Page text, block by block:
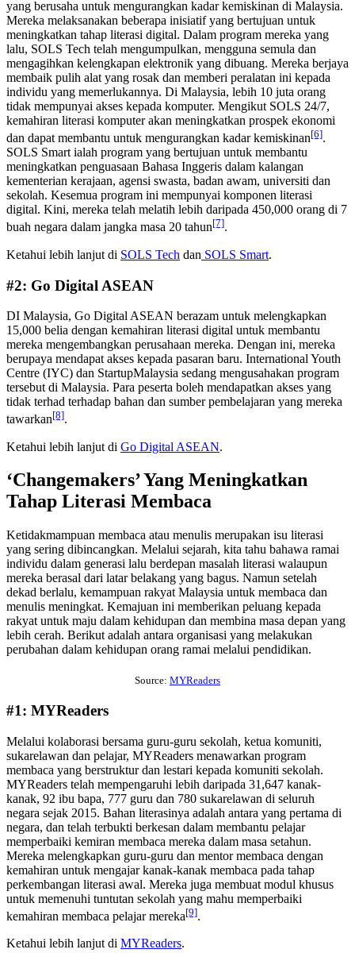
yang berusaha untuk mengurangkan kadar kemiskinan di Malaysia.
Mereka melaksanakan beberapa inisiatif yang bertujuan untuk
meningkatkan tahap literasi digital. Dalam program mereka yang
lalu, SOLS Tech telah mengumpulkan, mengguna semula dan
mengagihkan kelengkapan elektronik yang dibuang. Mereka berjaya
membaik pulih alat yang rosak dan memberi peralatan ini kepada
individu yang memerlukannya. Di Malaysia, lebih 10 juta orang
tidak mempunyai akses kepada komputer. Mengikut SOLS 24/7,
kemahiran literasi komputer akan meningkatkan prospek ekonomi
dan dapat membantu untuk mengurangkan kadar kemiskinan[6].
SOLS Smart ialah program yang bertujuan untuk membantu
meningkatkan penguasaan Bahasa Inggeris dalam kalangan
kementerian kerajaan, agensi swasta, badan awam, universiti dan
sekolah. Kesemua program ini mempunyai komponen literasi
digital. Kini, mereka telah melatih lebih daripada 450,000 orang di 7
buah negara dalam jangka masa 20 tahun[7].
Ketahui lebih lanjut di SOLS Tech dan SOLS Smart.
#2: Go Digital ASEAN
DI Malaysia, Go Digital ASEAN berazam untuk melengkapkan
15,000 belia dengan kemahiran literasi digital untuk membantu
mereka mengembangkan perusahaan mereka. Dengan ini, mereka
berupaya mendapat akses kepada pasaran baru. International Youth
Centre (IYC) dan StartupMalaysia sedang mengusahakan program
tersebut di Malaysia. Para peserta boleh mendapatkan akses yang
tidak terhad terhadap bahan dan sumber pembelajaran yang mereka
tawarkan[8].
Ketahui lebih lanjut di Go Digital ASEAN.
‘Changemakers’ Yang Meningkatkan
Tahap Literasi Membaca
Ketidakmampuan membaca atau menulis merupakan isu literasi
yang sering dibincangkan. Melalui sejarah, kita tahu bahawa ramai
individu dalam generasi lalu berdepan masalah literasi walaupun
mereka berasal dari latar belakang yang bagus. Namun setelah
dekad berlalu, kemampuan rakyat Malaysia untuk membaca dan
menulis meningkat. Kemajuan ini memberikan peluang kepada
rakyat untuk maju dalam kehidupan dan membina masa depan yang
lebih cerah. Berikut adalah antara organisasi yang melakukan
perubahan dalam kehidupan orang ramai melalui pendidikan.
Source: MYReaders
#1: MYReaders
Melalui kolaborasi bersama guru-guru sekolah, ketua komuniti,
sukarelawan dan pelajar, MYReaders menawarkan program
membaca yang berstruktur dan lestari kepada komuniti sekolah.
MYReaders telah mempengaruhi lebih daripada 31,647 kanak-
kanak, 92 ibu bapa, 777 guru dan 780 sukarelawan di seluruh
negara sejak 2015. Bahan literasinya adalah antara yang pertama di
negara, dan telah terbukti berkesan dalam membantu pelajar
memperbaiki kemiran membaca mereka dalam masa setahun.
Mereka melengkapkan guru-guru dan mentor membaca dengan
kemahiran untuk mengajar kanak-kanak membaca pada tahap
perkembangan literasi awal. Mereka juga membuat modul khusus
untuk memenuhi tuntutan sekolah yang mahu memperbaiki
kemahiran membaca pelajar mereka[9].
Ketahui lebih lanjut di MYReaders.